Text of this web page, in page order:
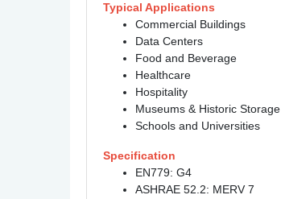
Typical Applications
Commercial Buildings
Data Centers
Food and Beverage
Healthcare
Hospitality
Museums & Historic Storage
Schools and Universities
Specification
EN779: G4
ASHRAE 52.2: MERV 7